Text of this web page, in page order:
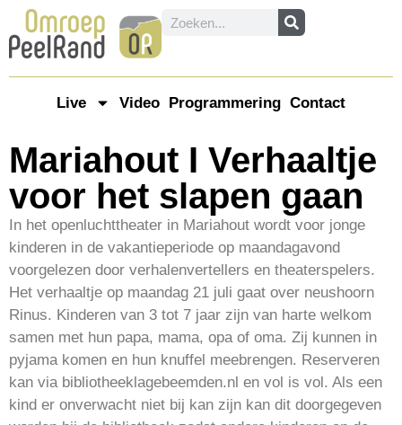
Live Video Programmering Contact
Mariahout I Verhaaltje
voor het slapen gaan
In het openluchttheater in Mariahout wordt voor jonge
kinderen in de vakantieperiode op maandagavond
voorgelezen door verhalenvertellers en theaterspelers.
Het verhaaltje op maandag 21 juli gaat over neushoorn
Rinus. Kinderen van 3 tot 7 jaar zijn van harte welkom
samen met hun papa, mama, opa of oma. Zij kunnen in
pyjama komen en hun knuffel meebrengen. Reserveren
kan via bibliotheeklagebeemden.nl en vol is vol. Als een
kind er onverwacht niet bij kan zijn kan dit doorgegeven